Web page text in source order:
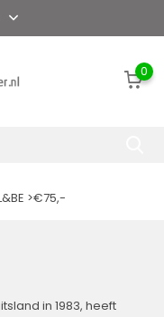
0
>€75,-
in 1983, heeft